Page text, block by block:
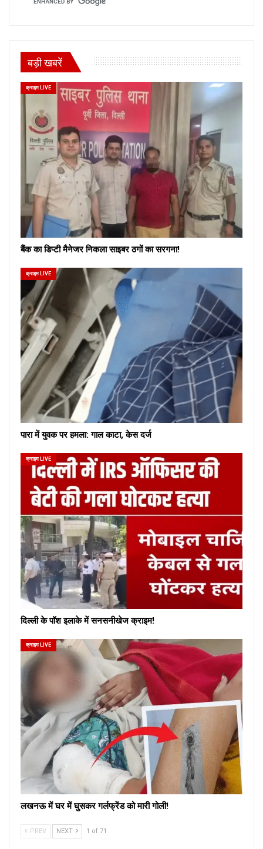
बड़ी खबरें
क्राइम LIVE
बैंक का डिप्टी मैनेजर निकला साइबर ठगों का सरगना!
क्राइम LIVE
पारा में युवक पर हमला: गाल काटा, केस दर्ज
क्राइम LIVE
दिल्ली के पॉश इलाके में सनसनीखेज क्राइम!
क्राइम LIVE
लखनऊ में घर में घुसकर गर्लफ्रेंड को मारी गोली!
PREV NEXT 1 of 71